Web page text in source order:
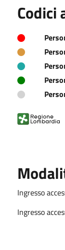
Codici
Ingresso
Ingresso